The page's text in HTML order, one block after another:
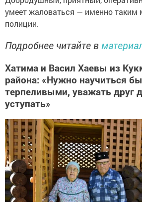
умеет жаловаться — именно
полиции.
Подробнее читайте в
Хатима и Васил Хаевы из
района: «Нужно научиться
терпеливыми, уважать друг
уступать»